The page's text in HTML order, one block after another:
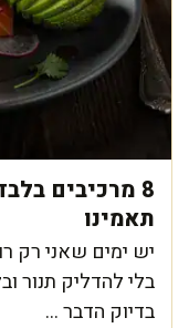
8 מרכיבים
תאמינו
יש ימים שאני רק
בלי להדליק תנור
בדיוק הדבר ...